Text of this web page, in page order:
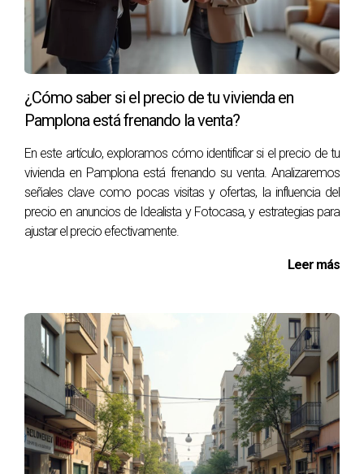
proceso.
ESTRATEGIAS DE VENTA
Tener una buena estrategia puede marcar la diferencia.
Algunas ideas incluyen:
Fotografías profesionales que muestren bien el
espacio.
Anuncios en plataformas digitales específicas.
Aprovechar redes sociales para aumentar visibilidad.
rápidamente. Las redes sociales son herramientas
poderosas si se utilizan correctamente. Ver reel de
Instagram.
No te quedes con dudas, ¡escríbeme y
resolveré tus inquietudes!
¿Cómo saber si el precio de tu vivienda en
Pamplona está frenando la venta?
En este artículo, exploramos cómo identificar si el precio de tu
vivienda en Pamplona está frenando su venta. Analizaremos
señales clave como pocas visitas y ofertas, la influencia del
precio en anuncios de Idealista y Fotocasa, y estrategias para
ajustar el precio efectivamente.
Leer más